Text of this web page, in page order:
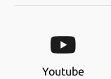
Youtube